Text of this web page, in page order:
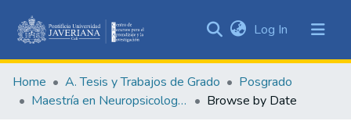
&
Collections
Log In (current)
Home A. Tesis y Trabajos de Grado
Posgrado
Maestría en Neuropsicología Clínica
Browse by Date